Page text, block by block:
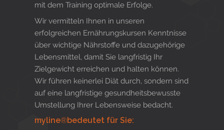
mit dem Training optimale Erfolge.
Wir vermitteln Ihnen in unseren
erfolgreichen Ernährungskursen Kenntnisse
über wichtige Nährstoffe und dazugehörige
Lebensmittel, damit Sie langfristig Ihr
Zielgewicht erreichen und halten können.
Wir führen keinerlei Diät durch, sondern sind
auf eine langfristige gesundheitsbewusste
Umstellung Ihrer Lebensweise bedacht.
myline®bedeutet für Sie: